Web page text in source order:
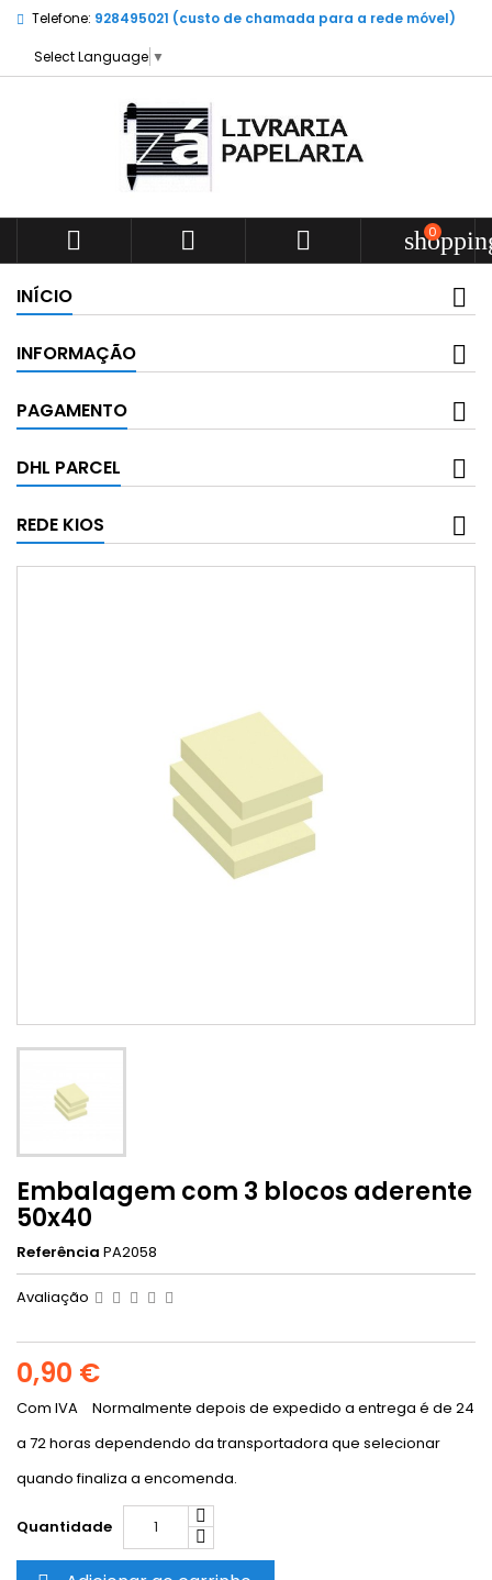
Telefone: 928495021 (custo de chamada para a rede móvel)
Select Language ▼
   0
INÍCIO
INFORMAÇÃO
PAGAMENTO
DHL PARCEL
REDE KIOS
Embalagem com 3 blocos aderente
50x40
Referência PA2058
Avaliação
0,90 €
Com IVA
Normalmente depois de expedido a entrega é de 24
a 72 horas dependendo da transportadora que selecionar
quando finaliza a encomenda.
Quantidade